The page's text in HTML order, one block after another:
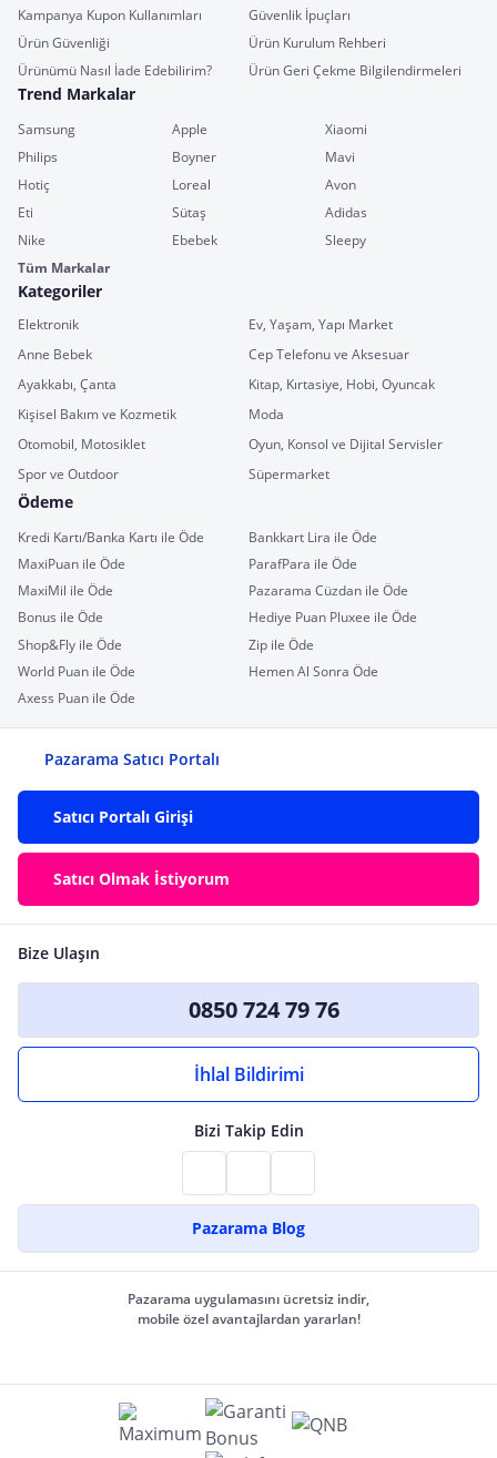
Kampanya Kupon Kullanımları
Güvenlik İpuçları
Ürün Güvenliği
Ürün Kurulum Rehberi
Ürünümü Nasıl İade Edebilirim?
Ürün Geri Çekme Bilgilendirmeleri
Trend Markalar
Samsung Apple
Xiaomi
Philips
Boyner
Mavi
Hotiç
Loreal
Avon
Eti
Sütaş
Adidas
Nike
Ebebek
Sleepy
Tüm Markalar
Kategoriler
Elektronik
Ev, Yaşam, Yapı Market
Anne Bebek
Cep Telefonu ve Aksesuar
Ayakkabı, Çanta
Kitap, Kırtasiye, Hobi, Oyuncak
Kişisel Bakım ve Kozmetik
Moda
Otomobil, Motosiklet
Oyun, Konsol ve Dijital Servisler
Spor ve Outdoor
Süpermarket
Ödeme
Kredi Kartı/Banka Kartı ile Öde
Bankkart Lira ile Öde
MaxiPuan ile Öde
ParafPara ile Öde
MaxiMil ile Öde
Pazarama Cüzdan ile Öde
Bonus ile Öde
Hediye Puan Pluxee ile Öde
Shop&Fly ile Öde
Zip ile Öde
World Puan ile Öde
Hemen Al Sonra Öde
Axess Puan ile Öde
Pazarama Satıcı Portalı
Satıcı Portalı Girişi
Satıcı Olmak İstiyorum
Bize Ulaşın
0850 724 79 76
İhlal Bildirimi
Bizi Takip Edin
Pazarama Blog
Pazarama uygulamasını ücretsiz indir,
mobile özel avantajlardan yararlan!